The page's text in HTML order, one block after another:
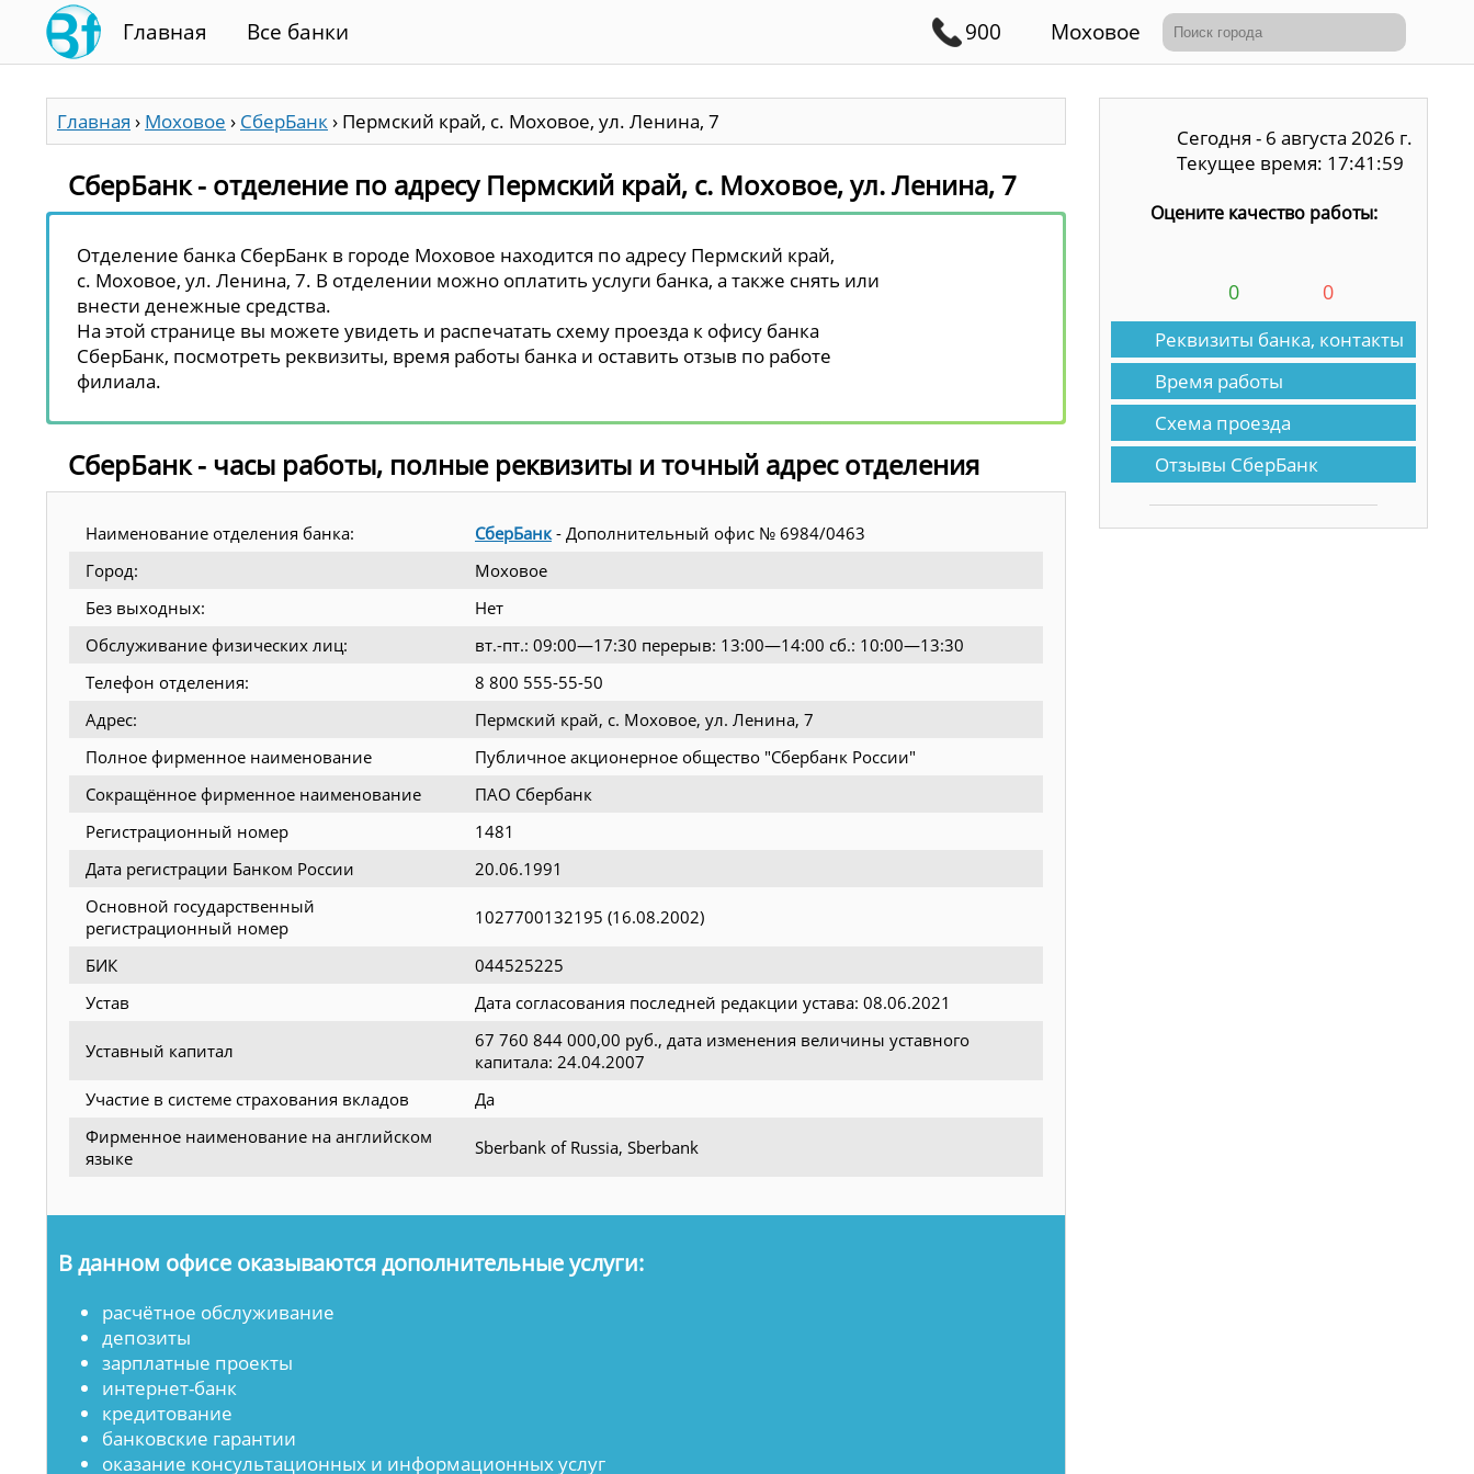
Главная Все банки 900 Моховое
Главная › Моховое › СберБанк› Пермский край, с. Моховое, ул. Ленина, 7
СберБанк - отделение по адресу Пермский край, с. Моховое, ул. Ленина, 7
Отделение банка СберБанк в городе Моховое находится по адресу Пермский край,
с. Моховое, ул. Ленина, 7. В отделении можно оплатить услуги банка, а также снять или
внести денежные средства.
На этой странице вы можете увидеть и распечатать схему проезда к офису банка
СберБанк, посмотреть реквизиты, время работы банка и оставить отзыв по работе
филиала.
СберБанк - часы работы, полные реквизиты и точный адрес отделения
Наименование отделения банка: СберБанк - Дополнительный офис № 6984/0463
Город:
Моховое
Без выходных:
Нет
Обслуживание физических лиц:
вт.-пт.: 09:00—17:30 перерыв: 13:00—14:00 сб.: 10:00—13:30
Телефон отделения:
8 800 555-55-50
Адрес:
Пермский край, с. Моховое, ул. Ленина, 7
Полное фирменное наименование
Публичное акционерное общество "Сбербанк России"
Сокращённое фирменное наименование
ПАО Сбербанк
Регистрационный номер
1481
Дата регистрации Банком России
20.06.1991
Основной государственный
регистрационный номер
1027700132195 (16.08.2002)
БИК
044525225
Устав
Дата согласования последней редакции устава: 08.06.2021
Уставный капитал
67 760 844 000,00 руб., дата изменения величины уставного
капитала: 24.04.2007
Участие в системе страхования вкладов
Да
Фирменное наименование на английском
языке
Sberbank of Russia, Sberbank
В данном офисе оказываются дополнительные услуги:
расчётное обслуживание
депозиты
зарплатные проекты
интернет-банк
кредитование
банковские гарантии
оказание консультационных и информационных услуг
Сегодня - 6 августа 2026 г.
Текущее время: 17:41:59
Оцените качество работы:
0 0
Реквизиты банка, контакты
Время работы
Схема проезда
Отзывы СберБанк